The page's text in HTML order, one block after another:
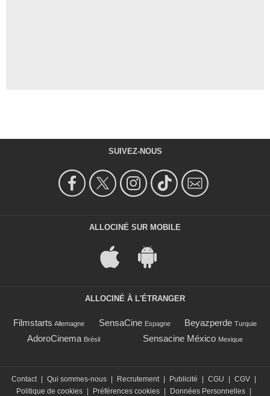
SUIVEZ-NOUS
ALLOCINÉ SUR MOBILE
ALLOCINÉ À L'ÉTRANGER
Filmstarts Allemagne SensaCine Espagne Beyazperde Turquie
AdoroCinema Brésil Sensacine México Mexique
Contact Qui sommes-nous Recrutement Publicité CGU CGV
Politique de cookies
Préférences cookies Données Personnelles